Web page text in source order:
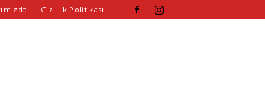
Gizlilik Politikası